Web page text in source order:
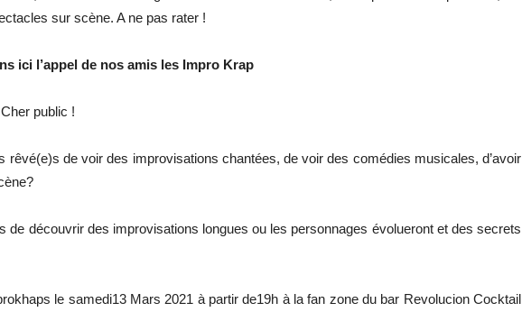
sur scène. A ne pas rater !
ici l’appel de nos amis les Impro Krap
public !
rêvé(e)s de voir des improvisations chantées, de voir des comédies musicales, d’avoir
de découvrir des improvisations longues ou les personnages évolueront et des secrets
le samedi13 Mars 2021 à partir de19h à la fan zone du bar Revolucion Cocktail